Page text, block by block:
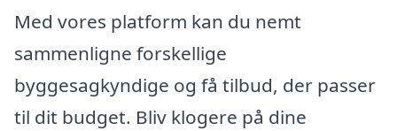
Med vores platform kan du nemt
sammenligne forskellige
byggesagkyndige og få tilbud, der passer
til dit budget. Bliv klogere på dine